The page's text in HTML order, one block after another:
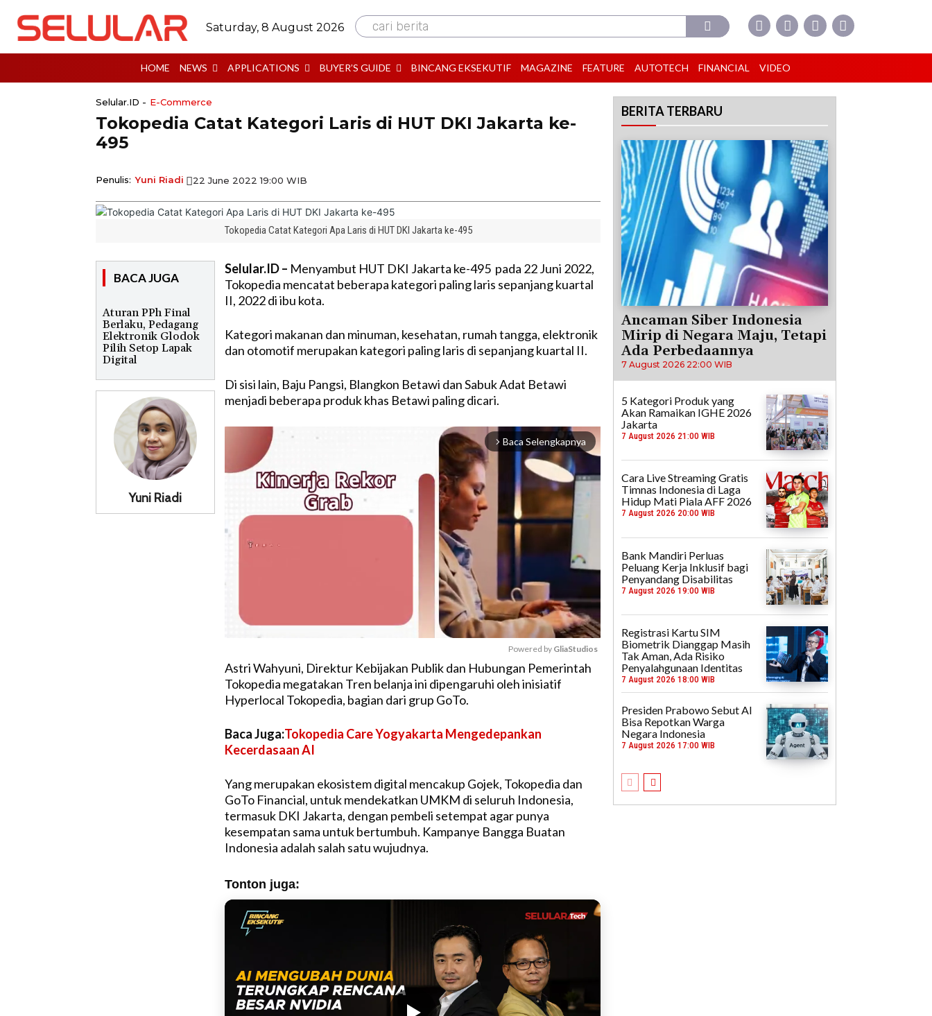
Saturday, 8 August 2026 cari berita
HOME NEWS APPLICATIONS BUYER’S GUIDE BINCANG EKSEKUTIF MAGAZINE FEATURE AUTOTECH FINANCIAL VIDEO
Selular.ID - E-Commerce
Tokopedia Catat Kategori Laris di HUT DKI Jakarta ke-
495
Penulis: Yuni Riadi 22 June 2022 19:00 WIB
Tokopedia Catat Kategori Apa Laris di HUT DKI Jakarta ke-495
BACA JUGA
Aturan PPh Final
Berlaku, Pedagang
Elektronik Glodok
Pilih Setop Lapak
Digital
Yuni Riadi
Selular.ID – Menyambut HUT DKI Jakarta ke-495 pada 22 Juni 2022,
Tokopedia mencatat beberapa kategori paling laris sepanjang kuartal
II, 2022 di ibu kota.
Kategori makanan dan minuman, kesehatan, rumah tangga, elektronik
dan otomotif merupakan kategori paling laris di sepanjang kuartal II.
Di sisi lain, Baju Pangsi, Blangkon Betawi dan Sabuk Adat Betawi
menjadi beberapa produk khas Betawi paling dicari.
arrow_forward_ios Baca Selengkapnya
M
Powered by GliaStudios
Astri Wahyuni, Direktur Kebijakan Publik dan Hubungan Pemerintah
Tokopedia megatakan Tren belanja ini dipengaruhi oleh inisiatif
Hyperlocal Tokopedia, bagian dari grup GoTo.
Baca Juga:Tokopedia Care Yogyakarta Mengedepankan
Kecerdasaan AI
Yang merupakan ekosistem digital mencakup Gojek, Tokopedia dan
GoTo Financial, untuk mendekatkan UMKM di seluruh Indonesia,
termasuk DKI Jakarta, dengan pembeli setempat agar punya
kesempatan sama untuk bertumbuh. Kampanye Bangga Buatan
Indonesia adalah salah satu wujudnya.
Tonton juga:
BERITA TERBARU
Ancaman Siber Indonesia
Mirip di Negara Maju, Tetapi
Ada Perbedaannya
7 August 2026 22:00 WIB
5 Kategori Produk yang
Akan Ramaikan IGHE 2026
Jakarta
7 August 2026 21:00 WIB
Cara Live Streaming Gratis
Timnas Indonesia di Laga
Hidup Mati Piala AFF 2026
7 August 2026 20:00 WIB
Bank Mandiri Perluas
Peluang Kerja Inklusif bagi
Penyandang Disabilitas
7 August 2026 19:00 WIB
Registrasi Kartu SIM
Biometrik Dianggap Masih
Tak Aman, Ada Risiko
Penyalahgunaan Identitas
7 August 2026 18:00 WIB
Presiden Prabowo Sebut AI
Bisa Repotkan Warga
Negara Indonesia
7 August 2026 17:00 WIB